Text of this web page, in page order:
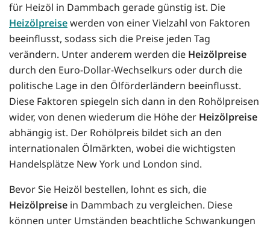
für Heizöl in Dammbach gerade günstig ist. Die
Heizölpreisewerden von einer Vielzahl von Faktoren
beeinflusst, sodass sich die Preise jeden Tag
verändern. Unter anderem werden die Heizölpreise
durch den Euro-Dollar-Wechselkurs oder durch die
politische Lage in den Ölförderländern beeinflusst.
Diese Faktoren spiegeln sich dann in den Rohölpreisen
wider, von denen wiederum die Höhe der Heizölpreise
abhängig ist. Der Rohölpreis bildet sich an den
internationalen Ölmärkten, wobei die wichtigsten
Handelsplätze New York und London sind.
Bevor Sie Heizöl bestellen, lohnt es sich, die
Heizölpreise in Dammbach zu vergleichen. Diese
können unter Umständen beachtliche Schwankungen